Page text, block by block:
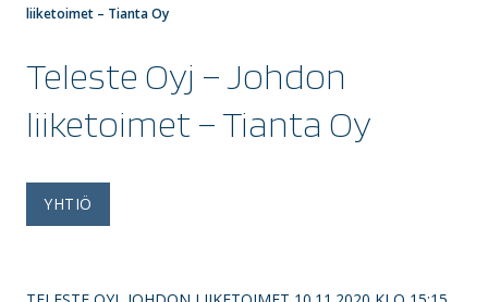
liiketoimet – Tianta Oy
Teleste Oyj – Johdon
liiketoimet – Tianta Oy
YHTIÖ